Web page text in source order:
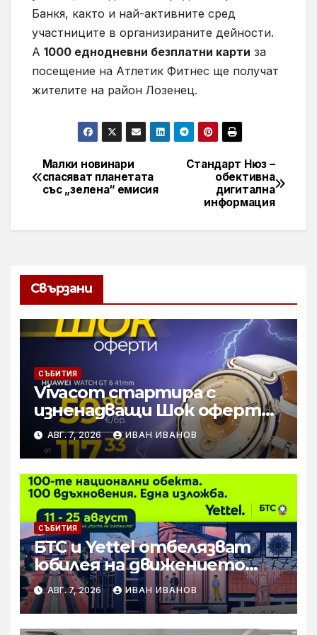
Банкя, както и най-активните сред
участниците в организираните дейности.
А 1000 еднодневни безплатни карти за
посещение на Атлетик Фитнес ще получат
жителите на район Лозенец.
Навигация
Стандарт Нюз –
обективна
дигитална
информация
Малки новинари
спасяват планетата
със „зелена“ емисия
Свързани
СЪБИТИЯ
Vivacom стартира с
изненадващи Шок оферти
през август онлайн
АВГ. 7, 2026 ИВАН ИВАНОВ
СЪБИТИЯ
БТС и Yettel отбелязват
юбилея на движението
„Опознай България – 100
национални туристически
обекта“ със специална
АВГ. 7, 2026 ИВАН ИВАНОВ